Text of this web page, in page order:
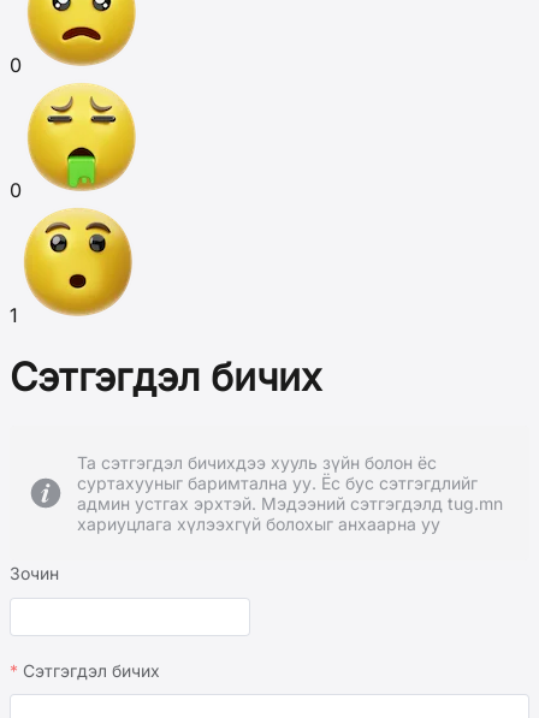
0
0
1
Сэтгэгдэл бичих
Та сэтгэгдэл бичихдээ хууль зүйн болон ёс
суртахууныг баримтална уу. Ёс бус сэтгэгдлийг
админ устгах эрхтэй. Мэдээний сэтгэгдэлд tug.mn
хариуцлага хүлээхгүй болохыг анхаарна уу
Зочин
Сэтгэгдэл бичих